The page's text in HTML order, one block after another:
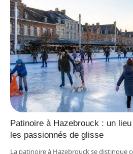
Patinoire à Hazebrouck : un
les passionnés de glisse
La patinoire à Hazebrouck se distingue